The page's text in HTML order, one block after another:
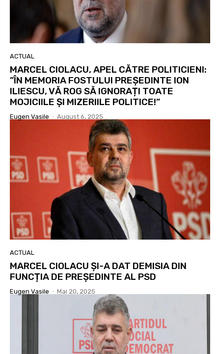
ACTUAL
MARCEL CIOLACU, APEL CĂTRE POLITICIENI:
”ÎN MEMORIA FOSTULUI PREȘEDINTE ION
ILIESCU, VĂ ROG SĂ IGNORAȚI TOATE
MOJICIILE ȘI MIZERIILE POLITICE!”
Eugen Vasile - August 6, 2025
ACTUAL
MARCEL CIOLACU ȘI-A DAT DEMISIA DIN
FUNCȚIA DE PREȘEDINTE AL PSD
Eugen Vasile - Mai 20, 2025